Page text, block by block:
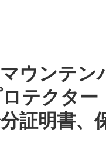
ンテン
ロテクタ
証明書、